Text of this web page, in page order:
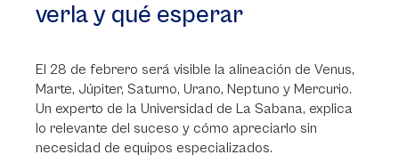
verla y qué esperar
El 28 de febrero será visible la alineación de Venus,
Marte, Júpiter, Saturno, Urano, Neptuno y Mercurio.
Un experto de la Universidad de La Sabana, explica
lo relevante del suceso y cómo apreciarlo sin
necesidad de equipos especializados.